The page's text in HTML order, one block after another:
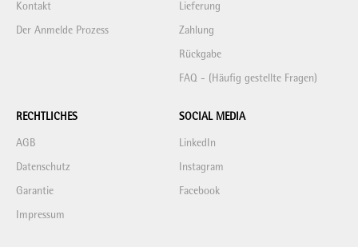
Kontakt
Der Anmelde Prozess
Lieferung
Zahlung
Rückgabe
FAQ - (Häufig gestellte Fragen)
RECHTLICHES
AGB
Datenschutz
Garantie
Impressum
SOCIAL MEDIA
LinkedIn
Instagram
Facebook